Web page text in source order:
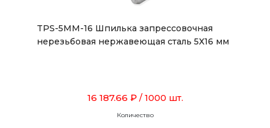
TPS-5MM-16 Шпилька запрессовочная
нерезьбовая нержавеющая сталь 5Х16 мм
16 187.66 ₽ / 1000 шт.
Количество